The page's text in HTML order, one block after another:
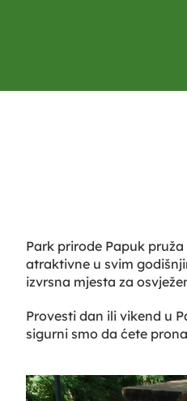
Park prirode Papuk
atraktivne u svim
izvrsna mjesta za
Provesti dan ili vikend u
sigurni smo da ćete